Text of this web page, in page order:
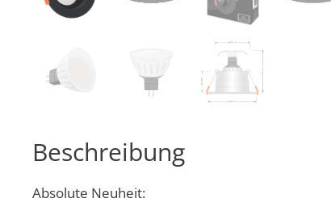
Beschreibung
Absolute Neuheit: